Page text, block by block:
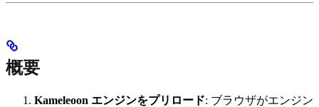
概要
Kameleoon エンジンをプリロード: ブラウザがエンジン